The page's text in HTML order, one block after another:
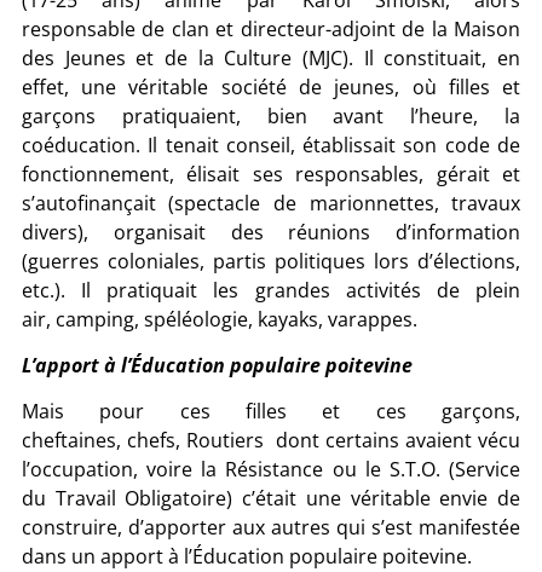
responsable de clan et directeur-adjoint de la Maison
des Jeunes et de la Culture (MJC). Il constituait, en
effet, une véritable société de jeunes, où filles et
garçons pratiquaient, bien avant l’heure, la
coéducation. Il tenait conseil, établissait son code de
fonctionnement, élisait ses responsables, gérait et
s’autofinançait (spectacle de marionnettes, travaux
divers), organisait des réunions d’information
(guerres coloniales, partis politiques lors d’élections,
etc.). Il pratiquait les grandes activités de plein
air, camping, spéléologie, kayaks, varappes.
L’apport à l’Éducation populaire poitevine
Mais pour ces filles et ces garçons,
cheftaines, chefs, Routiers dont certains avaient vécu
l’occupation, voire la Résistance ou le S.T.O. (Service
du Travail Obligatoire) c’était une véritable envie de
construire, d’apporter aux autres qui s’est manifestée
dans un apport à l’Éducation populaire poitevine.